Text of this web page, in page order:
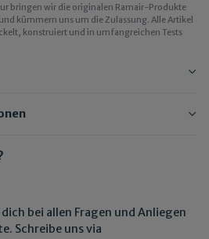
bringen wir die originalen Ramair-Produkte
kümmern uns um die Zulassung. Alle Artikel
konstruiert und in umfangreichen Tests
bei allen Fragen und Anliegen
Schreibe uns via